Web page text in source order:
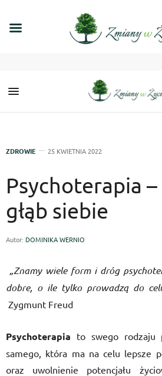
ZDROWIE 25 KWIETNIA 2022
Psychoterapia
głąb siebie
Autor: DOMINIKA WERNIO
„Znamy wiele form i dróg
dobre, o ile tylko prowadzą do
Zygmunt Freud
Psychoterapia to swego rodzaju
samego, która ma na celu lepsze
oraz uwolnienie potencjału